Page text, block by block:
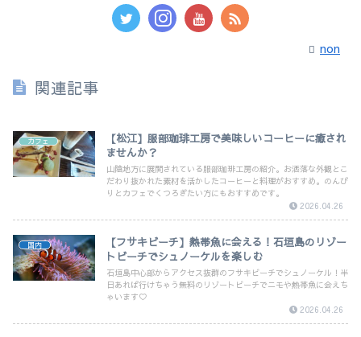
non
関連記事
カフェ
【松江】服部珈琲工房で美味しいコーヒーに癒され
ませんか？
山陰地方に展開されている服部珈琲工房の紹介。お洒落な外観とこ
だわり抜かれた素材を活かしたコーヒーと料理がおすすめ。のんび
りとカフェでくつろぎたい方にもおすすめです。
2026.04.26
国内
【フサキビーチ】熱帯魚に会える！石垣島のリゾー
トビーチでシュノーケルを楽しむ
石垣島中心部からアクセス抜群のフサキビーチでシュノーケル！半
日あれば行けちゃう無料のリゾートビーチでニモや熱帯魚に会えち
ゃいます♡
2026.04.26